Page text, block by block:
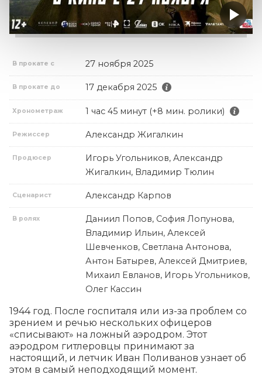
В прокате с 27 ноября 2025
В прокате до 17 декабря 2025
Хронометраж 1 час 45 минут (+8 мин. ролики)
Режиссер Александр Жигалкин
Продюсер
Игорь Угольников, Александр
Жигалкин, Владимир Тюлин
Сценарист Александр Карпов
В ролях
Даниил Попов, София Лопунова,
Владимир Ильин, Алексей
Шевченков, Светлана Антонова,
Антон Батырев, Алексей Дмитриев,
Михаил Евланов, Игорь Угольников,
Олег Кассин
1944 год. После госпиталя или из-за проблем со
зрением и речью нескольких офицеров
«списывают» на ложный аэродром. Этот
аэродром гитлеровцы принимают за
настоящий, и летчик Иван Поливанов узнает об
этом в самый неподходящий момент.